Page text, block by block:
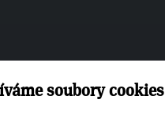
soubory cookies